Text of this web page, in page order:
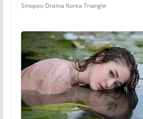
Sinopsis Drama Korea Triangle